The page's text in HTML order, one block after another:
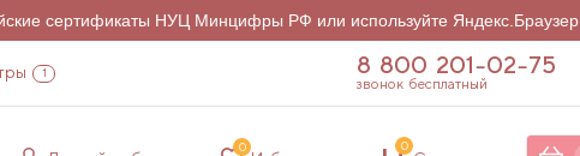
сертификаты НУЦ Минцифры РФ или используйте Яндекс.Браузер.
1 8 800 201-02-75
звонок бесплатный
0 0